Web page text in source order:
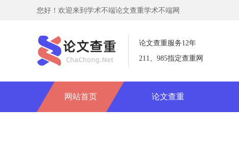
您好！欢迎来到学术不端论文查重学术不端网
网站首页 论文查重
论文查重服务12年
211、985指定查重网